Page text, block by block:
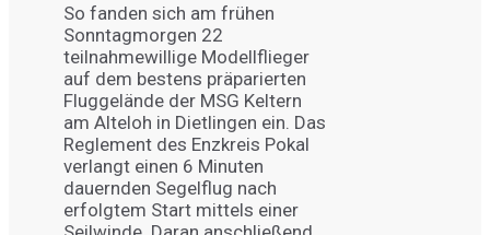
So fanden sich am frühen
Sonntagmorgen 22
teilnahmewillige Modellflieger
auf dem bestens präparierten
Fluggelände der MSG Keltern
am Alteloh in Dietlingen ein. Das
Reglement des Enzkreis Pokal
verlangt einen 6 Minuten
dauernden Segelflug nach
erfolgtem Start mittels einer